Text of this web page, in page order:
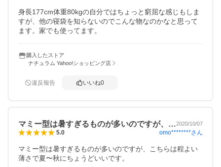
身長177cm体重80kgの自分ではちょっと窮屈な感じもしま
すが、他の寝袋を知らないのでこんな物なのかなと思って
ます。家でも使ってます。
購入したストア
ナチュラム Yahoo!ショッピング店
違反報告 いいね0
マミー型は暑すぎるものが多いのですが、…2020/10/07
5.0 omo********さん
マミー型は暑すぎるものが多いのですが、こちらは程よい
薄さで夏〜秋にちょうどいいです。